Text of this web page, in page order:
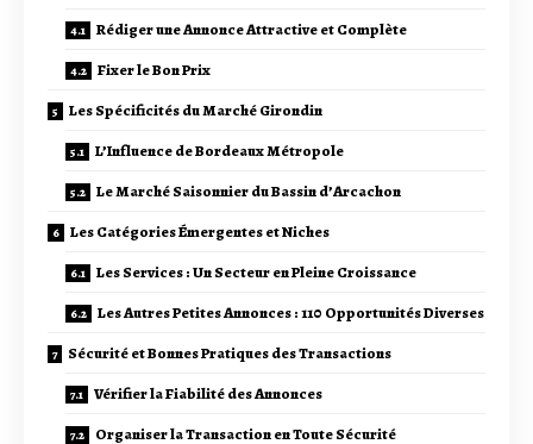
Rédiger une Annonce Attractive et Complète
Fixer le Bon Prix
Les Spécificités du Marché Girondin
L’Influence de Bordeaux Métropole
Le Marché Saisonnier du Bassin d’Arcachon
Les Catégories Émergentes et Niches
Les Services : Un Secteur en Pleine Croissance
Les Autres Petites Annonces : 110 Opportunités Diverses
Sécurité et Bonnes Pratiques des Transactions
Vérifier la Fiabilité des Annonces
Organiser la Transaction en Toute Sécurité